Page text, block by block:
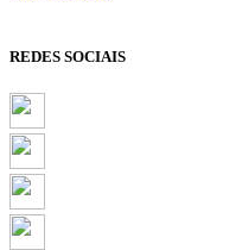
REDES SOCIAIS